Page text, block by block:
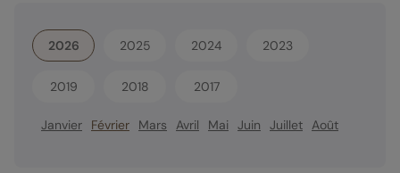
2026 2025 2024 2023
2019 2018 2017
Janvier Février Mars Avril Mai Juin Juillet Août